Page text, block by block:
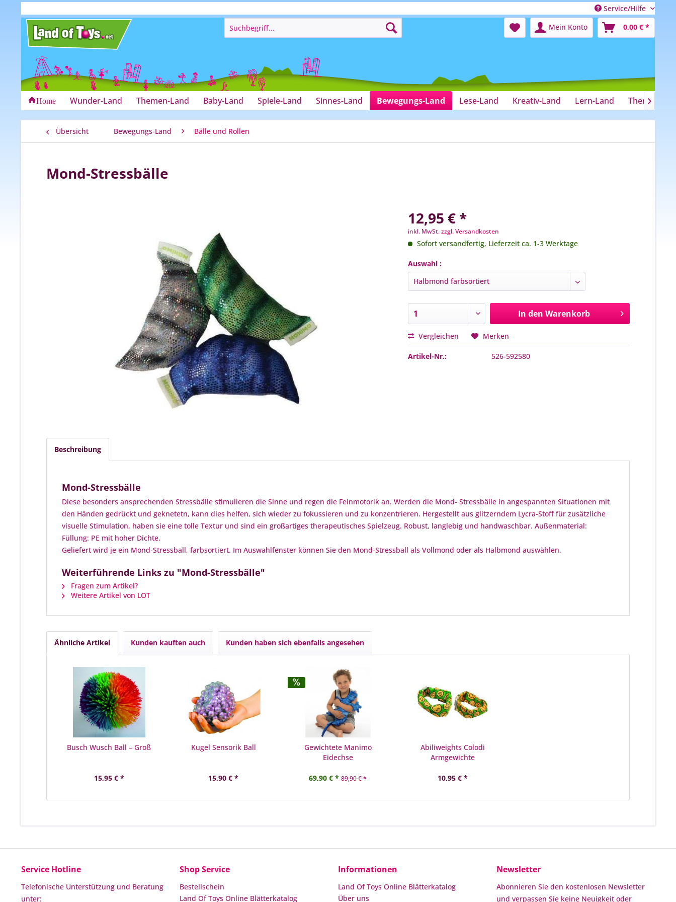
Service/Hilfe
Mein Konto
0,00 € *
Home Wunder-Land Themen-Land Baby-Land Spiele-Land Sinnes-Land Bewegungs-Land Lese-Land Kreativ-Land Lern-Land Therapie-

Übersicht Bewegungs-Land Bälle und Rollen
Mond-Stressbälle
12,95 € *
inkl. MwSt.zzgl. Versandkosten
Sofort versandfertig, Lieferzeit ca. 1-3 Werktage
Auswahl :
In den Warenkorb
Vergleichen Merken
Artikel-Nr.: 526-592580
Beschreibung
Mond-Stressbälle
Diese besonders ansprechenden Stressbälle stimulieren die Sinne und regen die Feinmotorik an. Werden die Mond- Stressbälle in angespannten Situationen mit
den Händen gedrückt und geknetetn, kann dies helfen, sich wieder zu fokussieren und zu konzentrieren. Hergestellt aus glitzerndem Lycra-Stoff für zusätzliche
visuelle Stimulation, haben sie eine tolle Textur und sind ein großartiges therapeutisches Spielzeug. Robust, langlebig und handwaschbar. Außenmaterial:
Füllung: PE mit hoher Dichte.
Geliefert wird je ein Mond-Stressball, farbsortiert. Im Auswahlfenster können Sie den Mond-Stressball als Vollmond oder als Halbmond auswählen.
Weiterführende Links zu "Mond-Stressbälle"
Fragen zum Artikel?
Weitere Artikel von LOT
Ähnliche Artikel Kunden kauften auch Kunden haben sich ebenfalls angesehen
Busch Wusch Ball – Groß
15,95 € *
Kugel Sensorik Ball
15,90 € *
Gewichtete Manimo
Eidechse
69,90 € * 89,90 € *
Abiliweights Colodi
Armgewichte
10,95 € *
Service Hotline
Telefonische Unterstützung und Beratung
unter:
Shop Service
Bestellschein
Land Of Toys Online Blätterkatalog
Informationen
Land Of Toys Online Blätterkatalog
Über uns
Newsletter
Abonnieren Sie den kostenlosen Newsletter
und verpassen Sie keine Neuigkeit oder